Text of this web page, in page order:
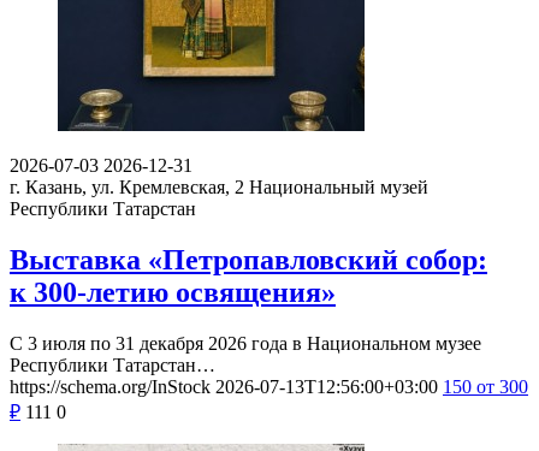
2026-07-03 2026-12-31
г. Казань, ул. Кремлевская, 2 Национальный музей
Республики Татарстан
Выставка «Петропавловский собор:
к 300-летию освящения»
С 3 июля по 31 декабря 2026 года в Национальном музее
Республики Татарстан…
https://schema.org/InStock 2026-07-13T12:56:00+03:00 150 от 300
₽ 111 0